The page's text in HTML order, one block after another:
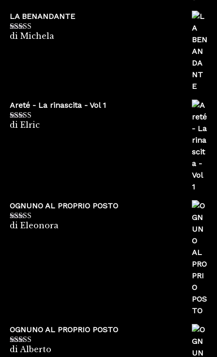
LA BENANDANTE
Valutato5su
di Michela
Areté - La rinascita - Vol 1
Valutato5
di Elric
OGNUNO AL PROPRIO POSTO
Valutato5su
di Eleonora
OGNUNO AL PROPRIO POSTO
Valutato5su
di Alberto